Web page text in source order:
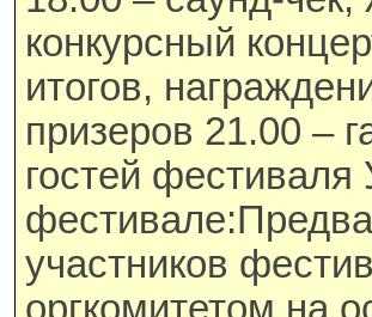
конкурсный
итогов,
призеров 21.00 –
гостей фестиваля
участников